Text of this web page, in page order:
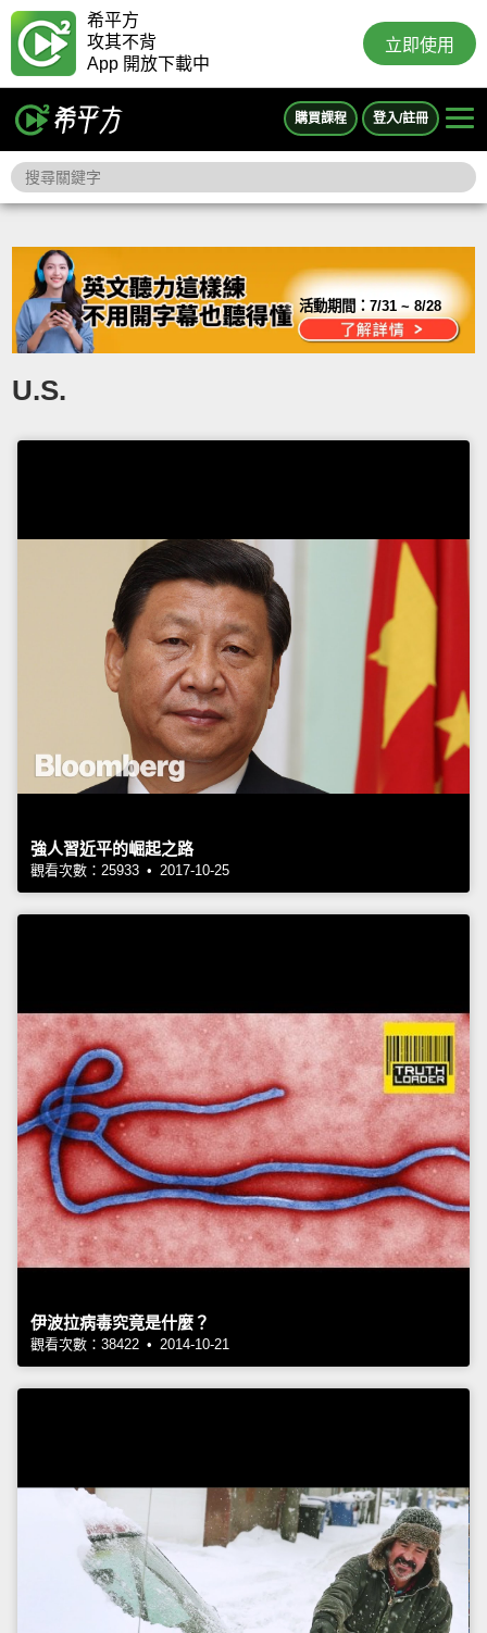
希平方
攻其不背
App 開放下載中
立即使用
購買課程 登入/註冊
活動期間：7/31 ~ 8/28
U.S.
強人習近平的崛起之路
觀看次數：25933 • 2017-10-25
伊波拉病毒究竟是什麼？
觀看次數：38422 • 2014-10-21